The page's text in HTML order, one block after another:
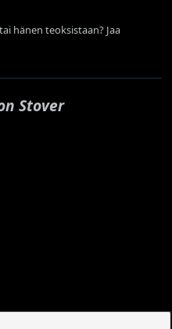
hänen teoksistaan? Jaa
Stover